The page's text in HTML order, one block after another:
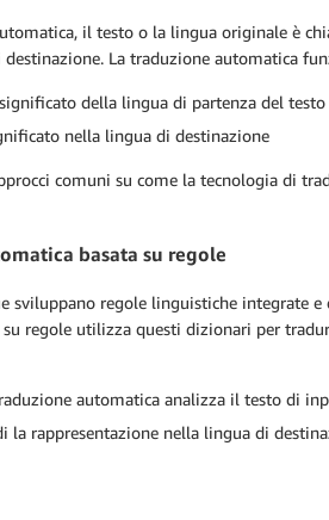
il testo o la lingua originale è
La traduzione automatica
della lingua di partenza del
nella lingua di destinazione
comuni su come la tecnologia di
basata su regole
sviluppano regole linguistiche integrate
regole utilizza questi dizionari per
automatica analizza il testo di
la rappresentazione nella lingua di